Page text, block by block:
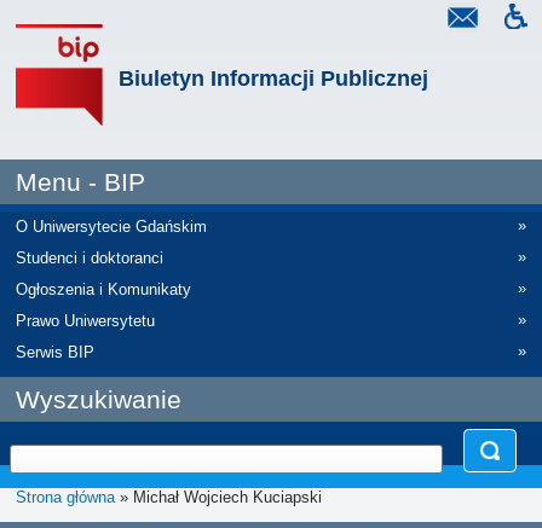
Biuletyn Informacji Publicznej
Menu - BIP
O Uniwersytecie Gdańskim
»
Studenci i doktoranci
»
Ogłoszenia i Komunikaty
»
Prawo Uniwersytetu
»
Serwis BIP
»
Wyszukiwanie
Strona główna» Michał Wojciech Kuciapski